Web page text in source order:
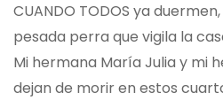
CUANDO TODOS ya
pesada perra que vigila la
Mi hermana María Julia y mi
dejan de morir en estos